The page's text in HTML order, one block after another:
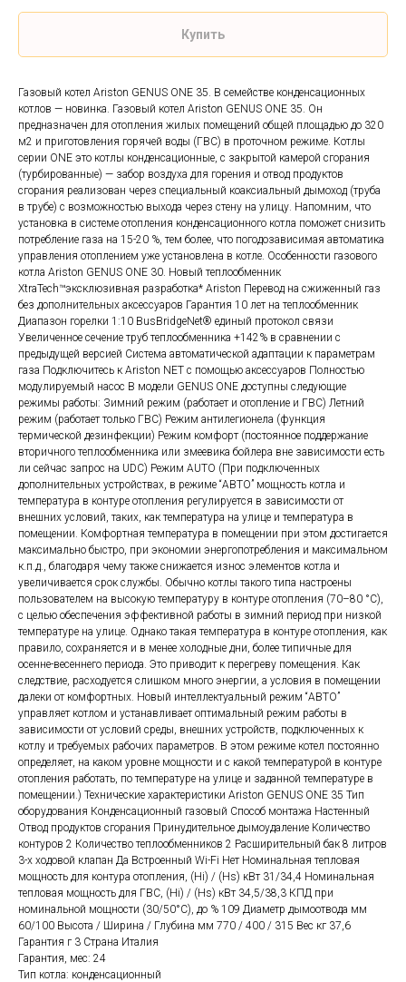
Купить
Газовый котел Ariston GENUS ONE 35. В семействе конденсационных
котлов — новинка. Газовый котел Ariston GENUS ONE 35. Он
предназначен для отопления жилых помещений общей площадью до 320
м2 и приготовления горячей воды (ГВС) в проточном режиме. Котлы
серии ONE это котлы конденсационные, с закрытой камерой сгорания
(турбированные) — забор воздуха для горения и отвод продуктов
сгорания реализован через специальный коаксиальный дымоход (труба
в трубе) с возможностью выхода через стену на улицу. Напомним, что
установка в системе отопления конденсационного котла поможет снизить
потребление газа на 15-20 %, тем более, что погодозависимая автоматика
управления отоплением уже установлена в котле. Особенности газового
котла Ariston GENUS ONE 30. Новый теплообменник
XtraTech™эксклюзивная разработка* Ariston Перевод на сжиженный газ
без дополнительных аксессуаров Гарантия 10 лет на теплообменник
Диапазон горелки 1:10 BusBridgeNet® единый протокол связи
Увеличенное сечение труб теплообменника +142% в сравнении с
предыдущей версией Система автоматической адаптации к параметрам
газа Подключитесь к Ariston NET с помощью аксессуаров Полностью
модулируемый насос В модели GENUS ONE доступны следующие
режимы работы: Зимний режим (работает и отопление и ГВС) Летний
режим (работает только ГВС) Режим антилегионела (функция
термической дезинфекции) Режим комфорт (постоянное поддержание
вторичного теплообменника или змеевика бойлера вне зависимости есть
ли сейчас запрос на UDC) Режим AUTO (При подключенных
дополнительных устройствах, в режиме “АВТО” мощность котла и
температура в контуре отопления регулируется в зависимости от
внешних условий, таких, как температура на улице и температура в
помещении. Комфортная температура в помещении при этом достигается
максимально быстро, при экономии энергопотребления и максимальном
к.п.д., благодаря чему также снижается износ элементов котла и
увеличивается срок службы. Обычно котлы такого типа настроены
пользователем на высокую температуру в контуре отопления (70–80 °C),
с целью обеспечения эффективной работы в зимний период при низкой
температуре на улице. Однако такая температура в контуре отопления, как
правило, сохраняется и в менее холодные дни, более типичные для
осенне-весеннего периода. Это приводит к перегреву помещения. Как
следствие, расходуется слишком много энергии, а условия в помещении
далеки от комфортных. Новый интеллектуальный режим “АВТО”
управляет котлом и устанавливает оптимальный режим работы в
зависимости от условий среды, внешних устройств, подключенных к
котлу и требуемых рабочих параметров. В этом режиме котел постоянно
определяет, на каком уровне мощности и с какой температурой в контуре
отопления работать, по температуре на улице и заданной температуре в
помещении.) Технические характеристики Ariston GENUS ONE 35 Тип
оборудования Конденсационный газовый Способ монтажа Настенный
Отвод продуктов сгорания Принудительное дымоудаление Количество
контуров 2 Количество теплообменников 2 Расширительный бак 8 литров
3-х ходовой клапан Да Встроенный Wi-Fi Нет Номинальная тепловая
мощность для контура отопления, (Hi) / (Hs) кВт 31/34,4 Номинальная
тепловая мощность для ГВС, (Hi) / (Hs) кВт 34,5/38,3 КПД при
номинальной мощности (30/50°С), до % 109 Диаметр дымоотвода мм
60/100 Высота / Ширина / Глубина мм 770 / 400 / 315 Вес кг 37,6
Гарантия г 3 Страна Италия
Гарантия, мес: 24
Тип котла: конденсационный